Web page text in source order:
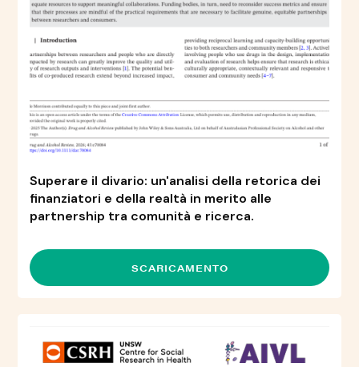
Superare il divario: un'analisi della retorica dei
finanziatori e della realtà in merito alle
partnership tra comunità e ricerca.
SCARICAMENTO